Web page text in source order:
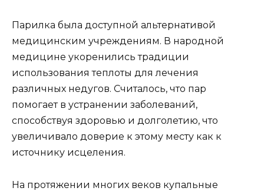
Парилка была доступной альтернативой
медицинским учреждениям. В народной
медицине укоренились традиции
использования теплоты для лечения
различных недугов. Считалось, что пар
помогает в устранении заболеваний,
способствуя здоровью и долголетию, что
увеличивало доверие к этому месту как к
источнику исцеления.
На протяжении многих веков купальные